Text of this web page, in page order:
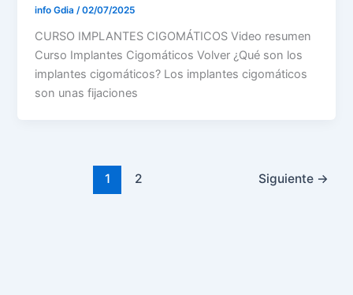
info Gdia/02/07/2025
CURSO IMPLANTES CIGOMÁTICOS Video resumen
Curso Implantes Cigomáticos Volver ¿Qué son los
implantes cigomáticos? Los implantes cigomáticos
son unas fijaciones
1 2 Siguiente →